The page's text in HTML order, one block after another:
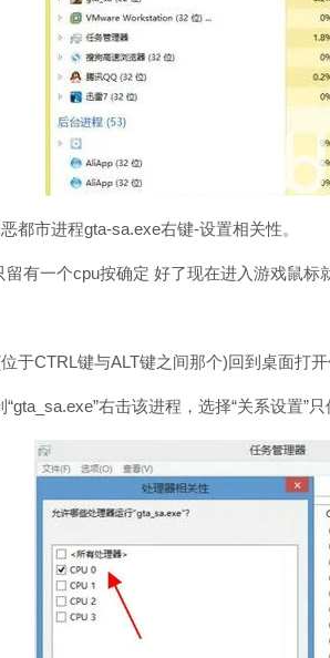
都市进程gta-sa.exe右键-设置相关性。
留有一个cpu按确定 好了现在进入游戏鼠标
于CTRL键与ALT键之间那个)回到桌面打
“gta_sa.exe”右击该进程，选择“关系设置”